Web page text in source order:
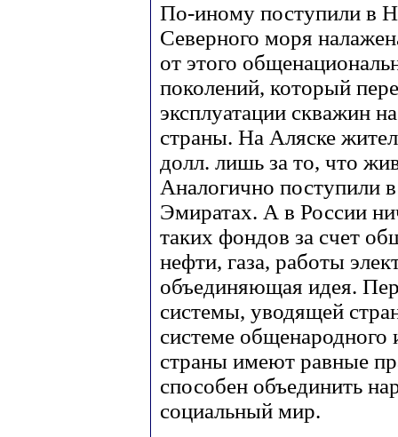
По-иному поступили в
Северного моря
от этого
поколений, который
эксплуатации скважин
страны. На Аляске
долл. лишь за то, что
Аналогично поступили
Эмиратах. А в России
таких фондов за счет
нефти, газа, работы
объединяющая идея.
системы, уводящей
системе общенародного
страны имеют равные
способен объединить
социальный мир.